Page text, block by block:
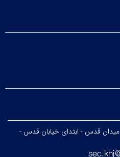
میدان قدس - ابتدای خیابان قدس -